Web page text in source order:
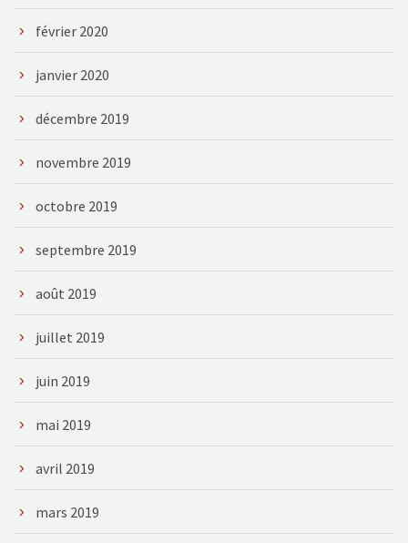
février 2020
janvier 2020
décembre 2019
novembre 2019
octobre 2019
septembre 2019
août 2019
juillet 2019
juin 2019
mai 2019
avril 2019
mars 2019